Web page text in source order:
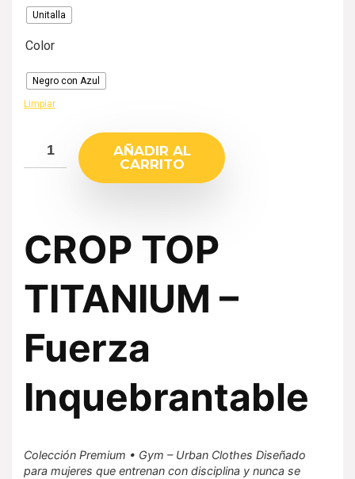
Unitalla
Color
Negro con Azul
Limpiar
AÑADIR AL
CARRITO
CROP TOP
TITANIUM –
Fuerza
Inquebrantable
Colección Premium • Gym – Urban Clothes Diseñado
para mujeres que entrenan con disciplina y nunca se